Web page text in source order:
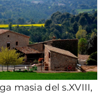
masia del s.XVIII,